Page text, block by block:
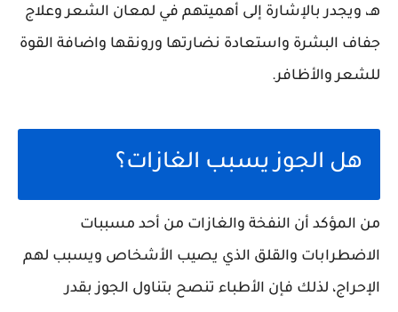
هـ، ويجدر بالإشارة إلى أهميتهم في لمعان الشعر وعلاج
جفاف البشرة واستعادة نضارتها ورونقها واضافة القوة
للشعر والأظافر.
هل الجوز يسبب الغازات؟
من المؤكد أن النفخة والغازات من أحد مسببات
الاضطرابات والقلق الذي يصيب الأشخاص ويسبب لهم
الإحراج، لذلك فإن الأطباء تنصح بتناول الجوز بقدر